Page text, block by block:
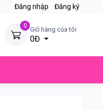
Đăng nhập Đăng ký
0 Giỏ hàng của tôi
0Đ